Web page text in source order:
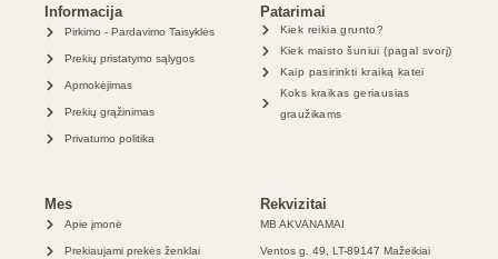
Informacija
Pirkimo - Pardavimo Taisyklės
Prekių pristatymo sąlygos
Apmokėjimas
Prekių grąžinimas
Privatumo politika
Patarimai
Kiek reikia grunto?
Kiek maisto šuniui (pagal svorį)
Kaip pasirinkti kraiką katei
Koks kraikas geriausias
graužikams
Mes
Apie įmonė
Prekiaujami prekės ženklai
Rekvizitai
MB AKVANAMAI
Ventos g. 49, LT-89147 Mažeikiai